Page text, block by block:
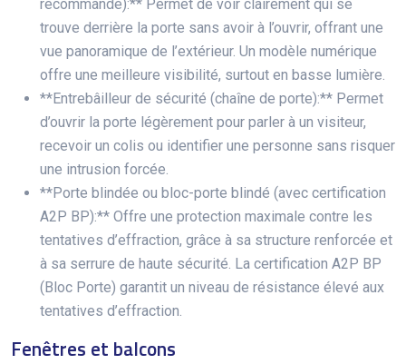
recommandé):** Permet de voir clairement qui se
trouve derrière la porte sans avoir à l’ouvrir, offrant une
vue panoramique de l’extérieur. Un modèle numérique
offre une meilleure visibilité, surtout en basse lumière.
**Entrebâilleur de sécurité (chaîne de porte):** Permet
d’ouvrir la porte légèrement pour parler à un visiteur,
recevoir un colis ou identifier une personne sans risquer
une intrusion forcée.
**Porte blindée ou bloc-porte blindé (avec certification
A2P BP):** Offre une protection maximale contre les
tentatives d’effraction, grâce à sa structure renforcée et
à sa serrure de haute sécurité. La certification A2P BP
(Bloc Porte) garantit un niveau de résistance élevé aux
tentatives d’effraction.
Fenêtres et balcons